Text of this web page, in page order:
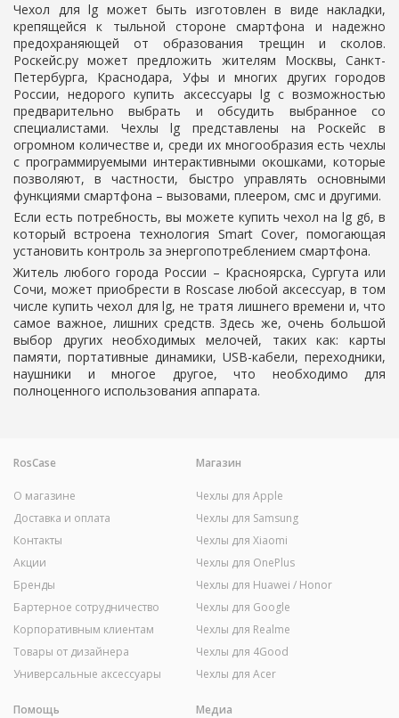
Чехол для lg может быть изготовлен в виде накладки,
крепящейся к тыльной стороне смартфона и надежно
предохраняющей от образования трещин и сколов.
Роскейс.ру может предложить жителям Москвы, Санкт-
Петербурга, Краснодара, Уфы и многих других городов
России, недорого купить аксессуары lg с возможностью
предварительно выбрать и обсудить выбранное со
специалистами. Чехлы lgпредставлены на Роскейс в
огромном количестве и, среди их многообразия есть чехлы
с программируемыми интерактивными окошками, которые
позволяют, в частности, быстро управлять основными
функциями смартфона – вызовами, плеером, смс и другими.
Если есть потребность, вы можете купить чехол на lg g6, в
который встроена технология Smart Cover, помогающая
установить контроль за энергопотреблением смартфона.
Житель любого города России – Красноярска, Сургута или
Сочи, может приобрести в Roscase любой аксессуар, в том
числе купить чехол для lg, не тратя лишнего времени и, что
самое важное, лишних средств. Здесь же, очень большой
выбор других необходимых мелочей, таких как: карты
памяти, портативные динамики, USB-кабели, переходники,
наушники и многое другое, что необходимо для
полноценного использования аппарата.
RosCase
О магазине
Доставка и оплата
Контакты
Акции
Бренды
Бартерное сотрудничество
Корпоративным клиентам
Товары от дизайнера
Универсальные аксессуары
Магазин
Чехлы для Apple
Чехлы для Samsung
Чехлы для Xiaomi
Чехлы для OnePlus
Чехлы для Huawei / Honor
Чехлы для Google
Чехлы для Realme
Чехлы для 4Good
Чехлы для Acer
Помощь Медиа